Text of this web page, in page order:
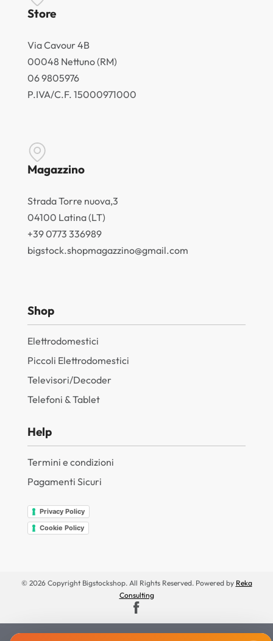
Store
Via Cavour 4B
00048 Nettuno (RM)
06 9805976
P.IVA/C.F. 15000971000
Magazzino
Strada Torre nuova,3
04100 Latina (LT)
+39 0773 336989
bigstock.shopmagazzino@gmail.com
Shop
Elettrodomestici
Piccoli Elettrodomestici
Televisori/Decoder
Telefoni & Tablet
Help
Termini e condizioni
Pagamenti Sicuri
Privacy Policy
Cookie Policy
© 2026 Copyright Bigstockshop. All Rights Reserved. Powered by Reka
Consulting